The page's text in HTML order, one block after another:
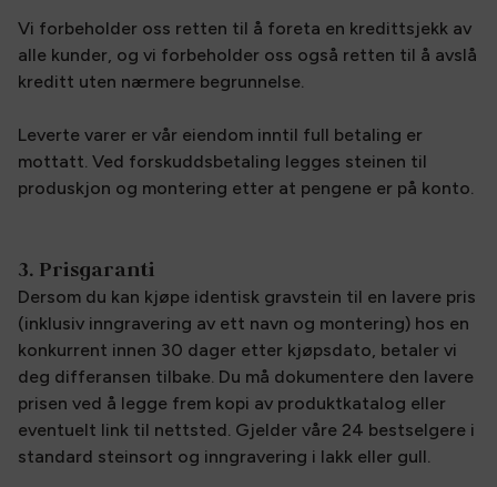
Vi forbeholder oss retten til å foreta en kredittsjekk av
alle kunder, og vi forbeholder oss også retten til å avslå
kreditt uten nærmere begrunnelse.
Leverte varer er vår eiendom inntil full betaling er
mottatt. Ved forskuddsbetaling legges steinen til
produskjon og montering etter at pengene er på konto.
3. Prisgaranti
Dersom du kan kjøpe identisk gravstein til en lavere pris
(inklusiv inngravering av ett navn og montering) hos en
konkurrent innen 30 dager etter kjøpsdato, betaler vi
deg differansen tilbake. Du må dokumentere den lavere
prisen ved å legge frem kopi av produktkatalog eller
eventuelt link til nettsted. Gjelder våre 24 bestselgere i
standard steinsort og inngravering i lakk eller gull.